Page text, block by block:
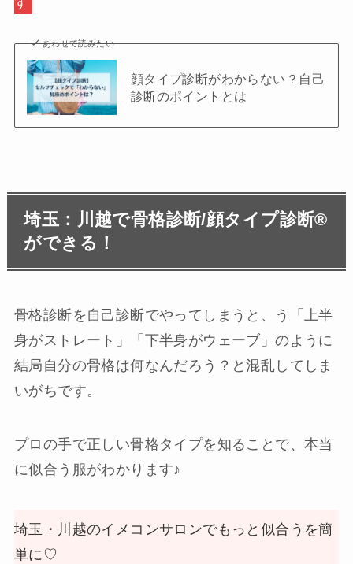
あわせて読みたい
顔タイプ診断がわからない？自己
診断のポイントとは
埼玉：川越で骨格診断/顔タイプ診断®︎
ができる！
骨格診断を自己診断でやってしまうと、う「上半
身がストレート」「下半身がウェーブ」のように
結局自分の骨格は何なんだろう？と混乱してしま
いがちです。
プロの手で正しい骨格タイプを知ることで、本当
に似合う服がわかります♪
埼玉・川越のイメコンサロンでもっと似合うを簡
単に♡